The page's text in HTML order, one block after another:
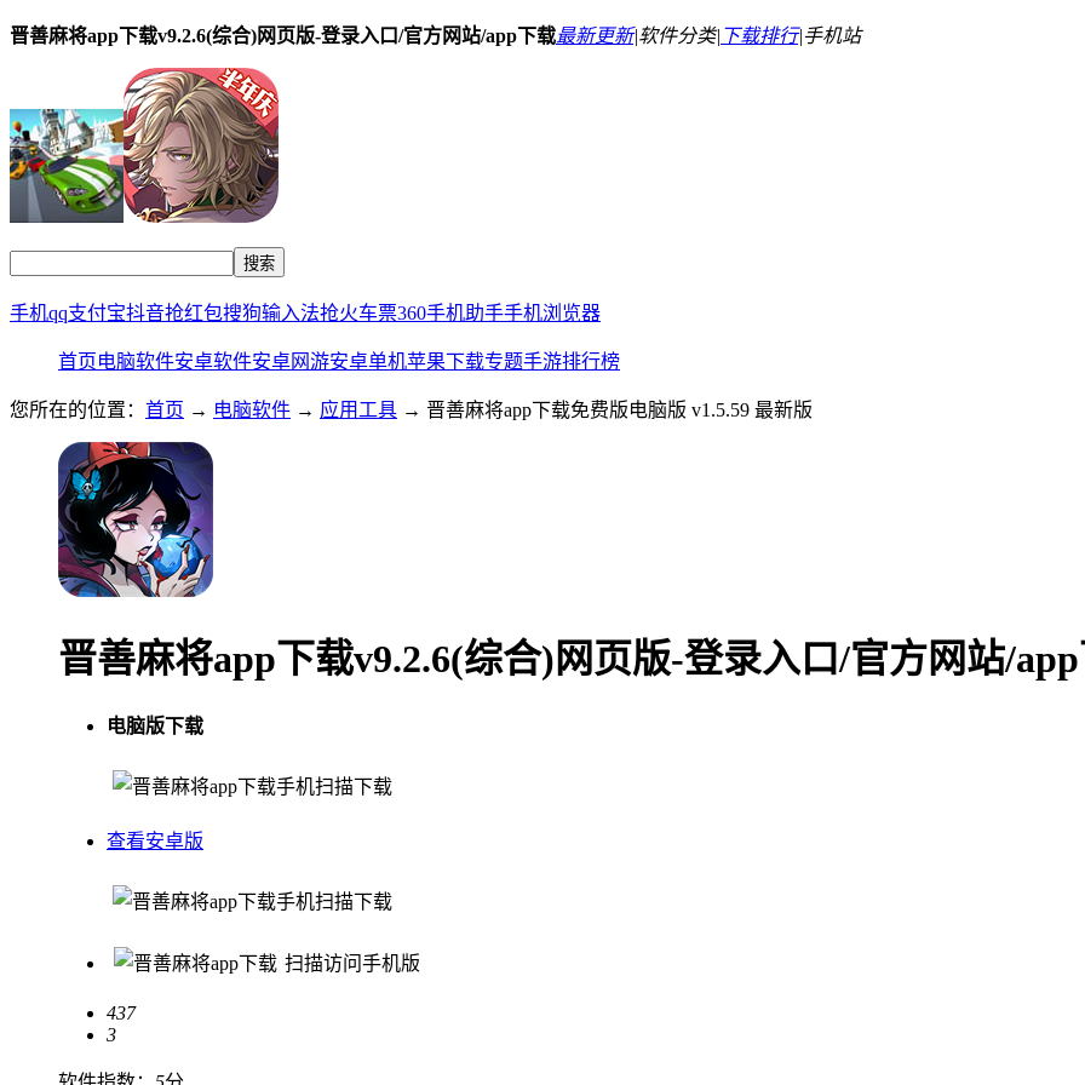
晋善麻将app下载v9.2.6(综合)网页版-登录入口/官方网站/app下载最新更新|软件分类| 下载排行|手机站
手机qq支付宝抖音抢红包搜狗输入法抢火车票360手机助手手机浏览器
首页电脑软件安卓软件安卓网游安卓单机苹果下载专题手游排行榜
您所在的位置： 首页 → 电脑软件 → 应用工具 → 晋善麻将app下载免费版电脑版 v1.5.59 最新版
晋善麻将app下载v9.2.6(综合)网页版-登录入口/官方网站/
电脑版下载
手机扫描下载
查看安卓版
手机扫描下载
扫描访问手机版
437
3